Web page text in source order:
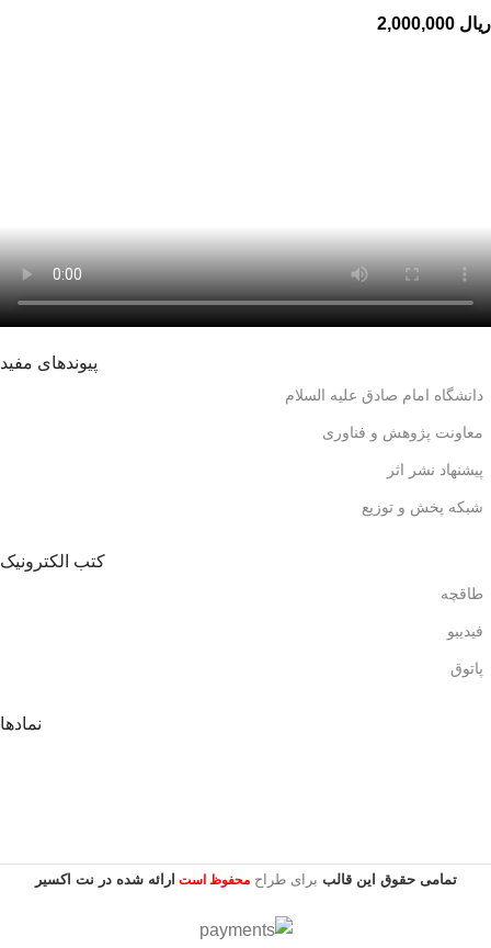
ریال
پیوندهای مفید
دانشگاه امام صادق علیه السلام
معاونت پژوهش و فناوری
پیشنهاد نشر اثر
شبکه پخش و توزیع
کتب الکترونیک
طاقچه
فیدیبو
پاتوق
نمادها
تمامی حقوق این قالب برای طراحمحفوظ است ارائه شده در نت اکسیر